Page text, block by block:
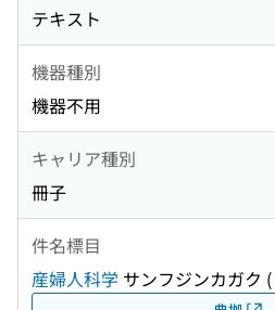
テキスト
機器種別
機器不用
キャリア種別
冊子
件名標目
産婦人科学 サンフジンカガク (